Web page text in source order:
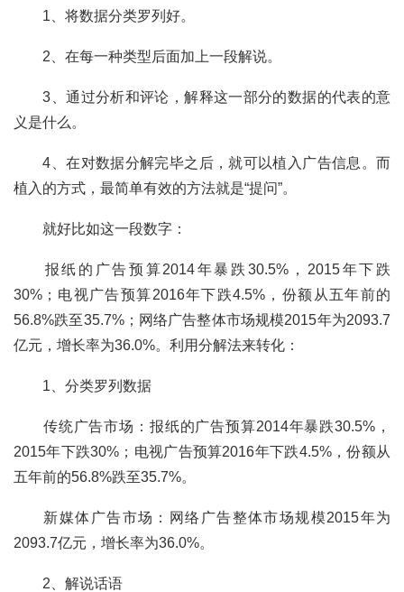
	1、将数据分类罗列好。
	2、在每一种类型后面加上一段解说。
	3、通过分析和评论，解释这一部分的数据的代表的意
义是什么。
	4、在对数据分解完毕之后，就可以植入广告信息。而
植入的方式，最简单有效的方法就是“提问”。
	就好比如这一段数字：
30%；电视广告预算2016年下跌4.5%，份额从五年前的
56.8%跌至35.7%；网络广告整体市场规模2015年为2093.7
亿元，增长率为36.0%。利用分解法来转化：
	1、分类罗列数据
2015年下跌30%；电视广告预算2016年下跌4.5%，份额从
五年前的56.8%跌至35.7%。
2093.7亿元，增长率为36.0%。
	2、解说话语